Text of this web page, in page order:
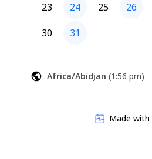
23
24 25 26
30
31
Africa/Abidjan (1:56 pm)
Made with